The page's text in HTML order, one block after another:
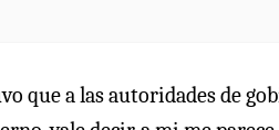
que a las autoridades de